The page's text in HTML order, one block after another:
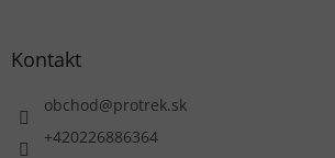
Kontakt
obchod@protrek.sk
+420226886364